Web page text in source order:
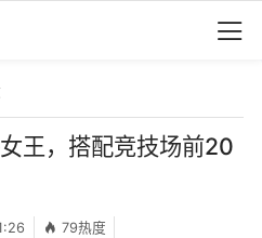
王，搭配竞技场前20
79热度